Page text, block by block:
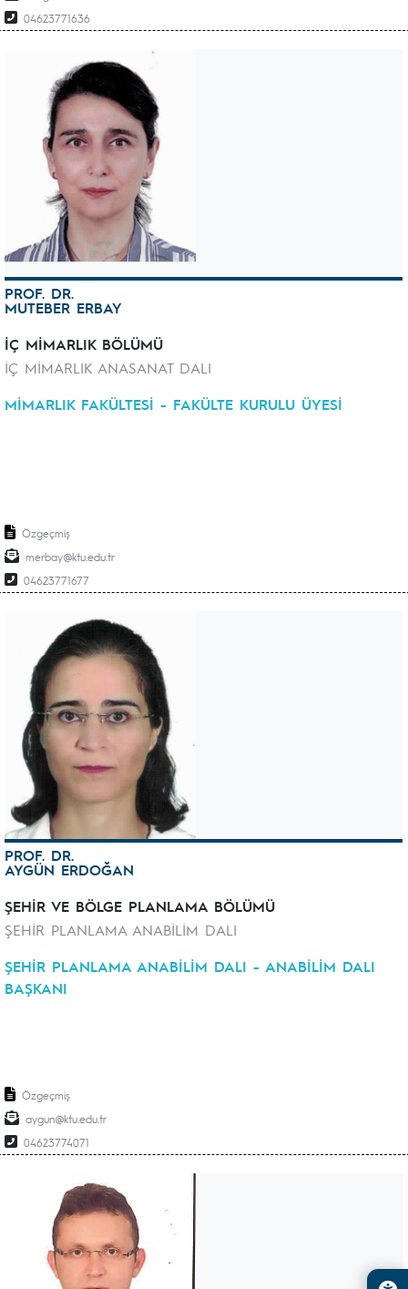
04623771636
PROF. DR.
MUTEBER ERBAY
İÇ MİMARLIK BÖLÜMÜ
İÇ MİMARLIK ANASANAT DALI
MİMARLIK FAKÜLTESİ - FAKÜLTE KURULU ÜYESİ
Özgeçmiş
merbay
04623771677
PROF. DR.
AYGÜN ERDOĞAN
ŞEHİR VE BÖLGE PLANLAMA BÖLÜMÜ
ŞEHİR PLANLAMA ANABİLİM DALI
ŞEHİR PLANLAMA ANABİLİM DALI - ANABİLİM DALI
BAŞKANI
Özgeçmiş
aygun
04623774071